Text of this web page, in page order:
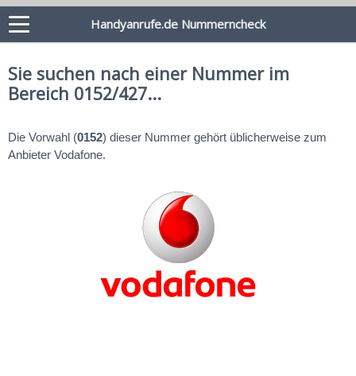
Handyanrufe.de Nummerncheck
Sie suchen nach einer Nummer im
Bereich 0152/427...
Die Vorwahl (0152) dieser Nummer gehört üblicherweise zum
Anbieter Vodafone.